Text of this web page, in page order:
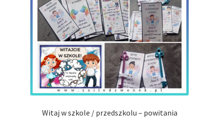
Witaj w szkole / przedszkolu – powitania